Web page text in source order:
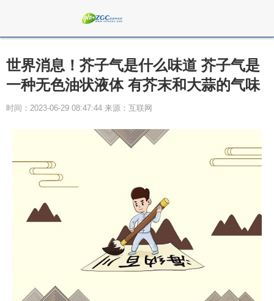
世界消息！芥子气是什么味道 芥子气是
一种无色油状液体 有芥末和大蒜的气味
时间：2023-06-29 08:47:44 来源：互联网